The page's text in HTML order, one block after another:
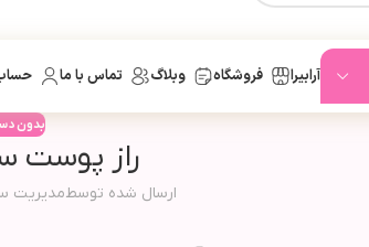
آرابیرا فروشگاه وبلاگ تماس با ما
بدون
راز پوست
ارسال شده توسطمدیریت